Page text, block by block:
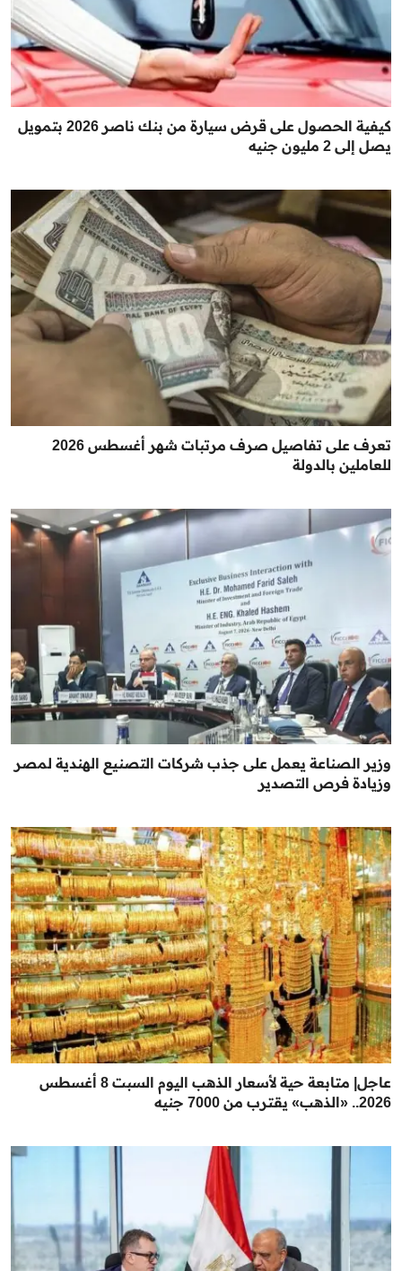
كيفية الحصول على قرض سيارة من بنك ناصر 2026 بتمويل
يصل إلى 2 مليون جنيه
تعرف على تفاصيل صرف مرتبات شهر أغسطس 2026
للعاملين بالدولة
وزير الصناعة يعمل على جذب شركات التصنيع الهندية لمصر
وزيادة فرص التصدير
عاجل| متابعة حية لأسعار الذهب اليوم السبت 8 أغسطس
2026.. «الذهب» يقترب من 7000 جنيه